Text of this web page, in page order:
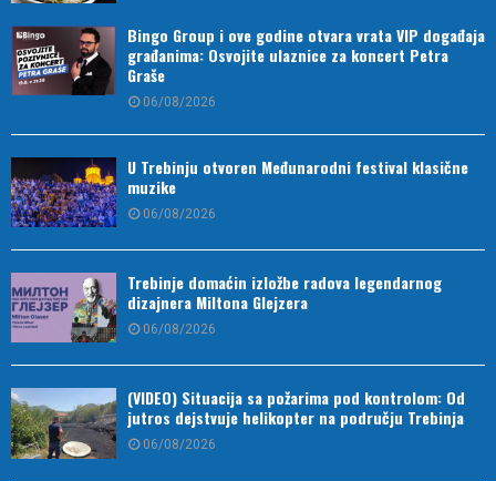
Bingo Group i ove godine otvara vrata VIP događaja
građanima: Osvojite ulaznice za koncert Petra
Graše
06/08/2026
U Trebinju otvoren Međunarodni festival klasične
muzike
06/08/2026
Trebinje domaćin izložbe radova legendarnog
dizajnera Miltona Glejzera
06/08/2026
(VIDEO) Situacija sa požarima pod kontrolom: Od
jutros dejstvuje helikopter na području Trebinja
06/08/2026